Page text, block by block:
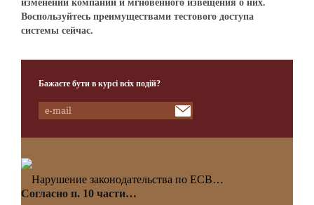
изменений компании и мгновенного извещения о них.
Воспользуйтесь преимуществами тестового доступа
системы сейчас.
Бажаєте бути в курсі всіх подій?
Нарушение законодательства по ЕСВ…
Согласно п. 10 части…